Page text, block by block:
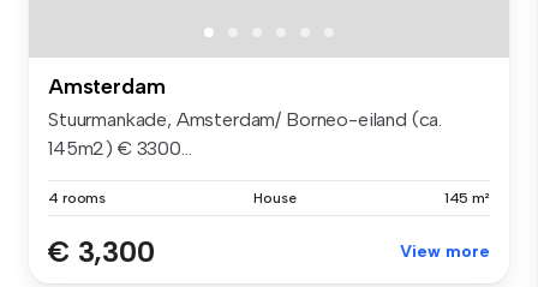
Amsterdam
Stuurmankade, Amsterdam/ Borneo-eiland (ca.
145m2) € 3300...
4 rooms House 145 m²
€ 3,300 View more